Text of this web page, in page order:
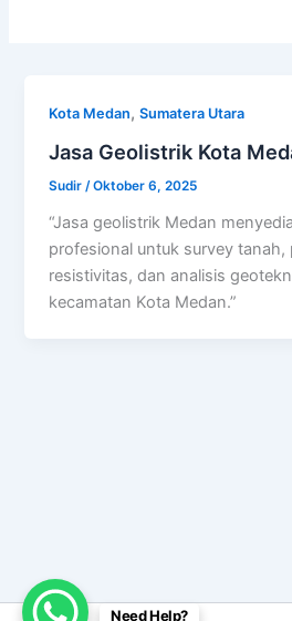
Kota Medan,Sumatera Utara
Jasa Geolistrik Kota
Sudir /Oktober 6, 2025
“Jasa geolistrik Medan
profesional untuk survey tanah,
resistivitas, dan analisis
kecamatan Kota Medan.”
Need Help?